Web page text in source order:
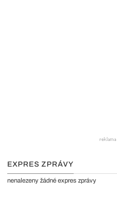
EXPRES ZPRÁVY
nenalezeny žádné expres zprávy